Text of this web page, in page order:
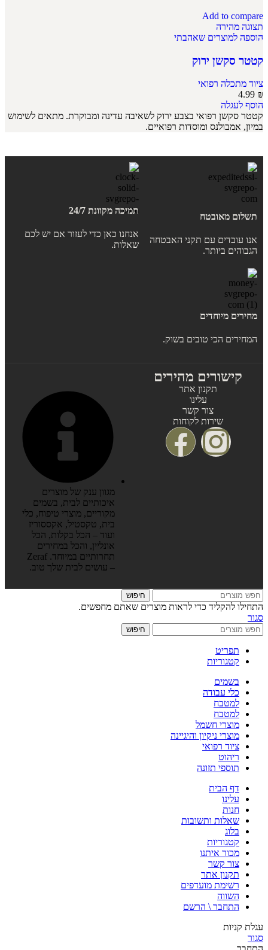
Add to compare
תצוגה מהירה
הוספה למוצרים שאהבתי
קטטר סקשן ירוק
ציוד מתכלה רפואי
4.99 ₪
הוסף לעגלה
קטטר סקשן רפואי בצבע ירוק לשאיבה עדינה ומבוקרת. מתאים לשימוש
במיון, אמבולנס ומוסדות רפואיים.
תשלום מאובטח
אנו עובדים עם תקני האבטחה
הגבוהים ביותר.
תמיכה מקוונת 24/7
אנחנו כאן כדי לעזור אם יש לכם
שאלות.
מחירים מיוחדים
המחירים הכי טובים בשוק.
קישורים מהירים
תקנון אתר
עלינו
צור קשר
שירות לקוחות
מגוון ענק של מוצרים
איכותיים לבית, בשמים
מקוריים, מוצרי טיפוח, כלי
בית, טקסטיל, אקססוריז
ועוד – הכל בקלות, הכל
אונליין, והכל במחירים
תחרותיים במיוחד. Zeraf
– עושים לבית שלך טוב.
חיפוש
התחילו להקליד כדי לראות מוצרים שאתם מחפשים.
סגור
חיפוש
תפריט
קטגוריות
בשמים
כלי עבודה
למטבח
למטבח
מוצרי חשמל
מוצרי ניקיון והיגיינה
ציוד רפואי
ריהוט
תוספי תזונה
דף הבית
עלינו
חנות
שאלות ותשובות
בלוג
קטגוריות
מכור איתנו
צור קשר
תקנון אתר
רשימת מועדפים
השווה
התחבר \ הרשם
עגלת קניות
סגור